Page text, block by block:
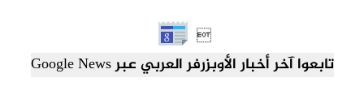

تابعوا آخر أخبار الأوبزرفر العربي عبر Google News